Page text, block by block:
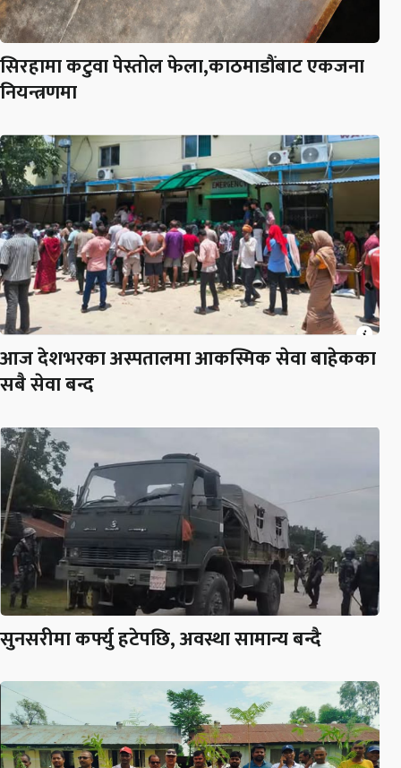
सिरहामा कटुवा पेस्तोल फेला,काठमाडौंबाट एकजना
नियन्त्रणमा
आज देशभरका अस्पतालमा आकस्मिक सेवा बाहेकका
सबै सेवा बन्द
सुनसरीमा कर्फ्यु हटेपछि, अवस्था सामान्य बन्दै